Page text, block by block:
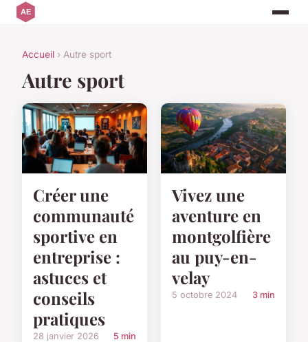
Accueil › Autre sport
Autre sport
Créer une
communauté
sportive en
entreprise :
astuces et
conseils
pratiques
28 janvier 2026 5 min
Vivez une
aventure en
montgolfière
au puy-en-
velay
5 octobre 2024 3 min